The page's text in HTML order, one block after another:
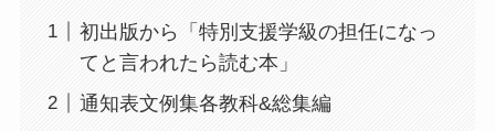
初出版から「特別支援学級の担任になっ
てと言われたら読む本」
通知表文例集各教科&総集編